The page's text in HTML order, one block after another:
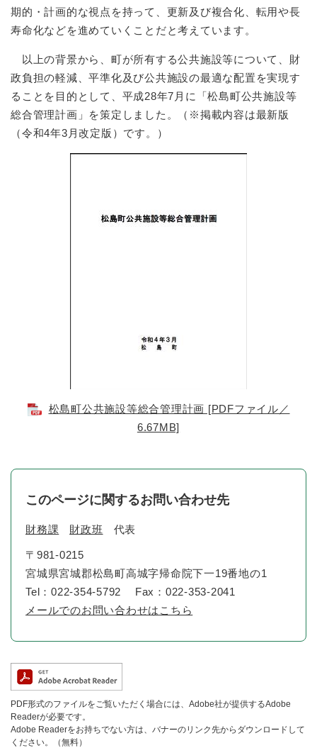
期的・計画的な視点を持って、更新及び複合化、転用や長
寿命化などを進めていくことだと考えています。
以上の背景から、町が所有する公共施設等について、財
政負担の軽減、平準化及び公共施設の最適な配置を実現す
ることを目的として、平成28年7月に「松島町公共施設等
総合管理計画」を策定しました。（※掲載内容は最新版
（令和4年3月改定版）です。）
松島町公共施設等総合管理計画 [PDFファイル／
6.67MB]
このページに関するお問い合わせ先
財務課 財政班 代表
〒981-0215
宮城県宮城郡松島町高城字帰命院下一19番地の1
Tel：022-354-5792
Fax：022-353-2041
メールでのお問い合わせはこちら
PDF形式のファイルをご覧いただく場合には、Adobe社が提供するAdobe
Readerが必要です。
Adobe Readerをお持ちでない方は、バナーのリンク先からダウンロードして
ください。（無料）